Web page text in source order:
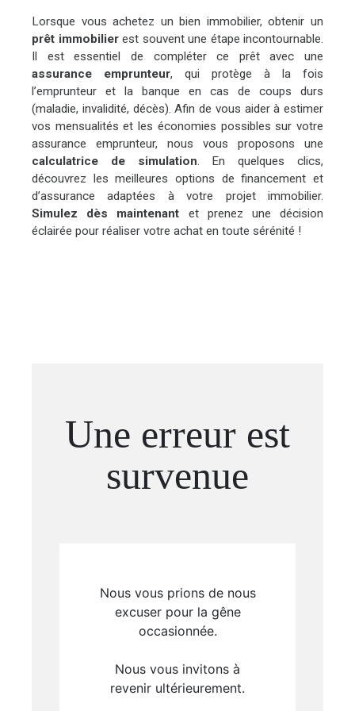
proximité, vous trouverez : magasin d'alimentation générale,
restaurants, médecins, écoles, crèches, et maternelles,
offrant un cadre de vie idéal pour les familles.
Lorsque vous achetez un bien immobilier, obtenir un
prêt immobilierest souvent une étape incontournable.
Il est essentiel de compléter ce prêt avec une
assurance emprunteur, qui protège à la fois
l’emprunteur et la banque en cas de coups durs
(maladie, invalidité, décès). Afin de vous aider à estimer
vos mensualités et les économies possibles sur votre
assurance emprunteur, nous vous proposons une
calculatrice de simulation. En quelques clics,
découvrez les meilleures options de financement et
d’assurance adaptées à votre projet immobilier.
Simulez dès maintenant et prenez une décision
éclairée pour réaliser votre achat en toute sérénité !